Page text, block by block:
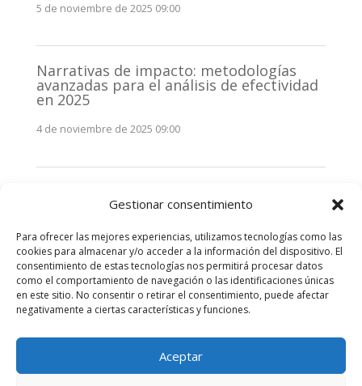
Gestionar consentimiento
Para ofrecer las mejores experiencias, utilizamos tecnologías como las
cookies para almacenar y/o acceder a la información del dispositivo. El
consentimiento de estas tecnologías nos permitirá procesar datos
como el comportamiento de navegación o las identificaciones únicas
en este sitio. No consentir o retirar el consentimiento, puede afectar
negativamente a ciertas características y funciones.
Aceptar
5 de noviembre de 2025 09:00
Narrativas de impacto: metodologías
avanzadas para el análisis de efectividad
en 2025
4 de noviembre de 2025 09:00
stakeholders en 2025: La clave de la
3 de noviembre de 2025 09:00
Comentarios recientes